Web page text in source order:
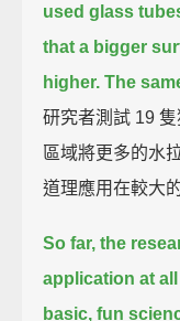
used glass
that a bigger
higher. The
研究者測試 19
區域將更多的水
道理應用在較大
So far, the
application at
basic, fun